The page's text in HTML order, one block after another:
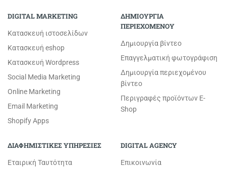
DIGITAL MARKETING
Κατασκευή ιστοσελίδων
Κατασκευή eshop
Κατασκευή Wordpress
Social Media Marketing
Online Marketing
Email Marketing
Shopify Apps
ΔΗΜΙΟΥΡΓΙΑ
ΠΕΡΙΕΧΟΜΕΝΟΥ
Δημιουργία βίντεο
Επαγγελματική φωτογράφιση
Δημιουργία περιεχομένου
βίντεο
Περιγραφές προϊόντων E-
Shop
ΔΙΑΦΗΜΙΣΤΙΚΕΣ ΥΠΗΡΕΣΙΕΣ
Εταιρική Ταυτότητα
DIGITAL AGENCY
Επικοινωνία